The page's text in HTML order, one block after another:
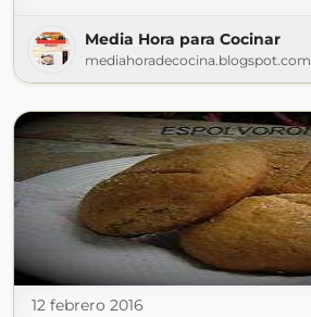
Media Hora para Cocinar
mediahoradecocina.blogspot.com
12 febrero 2016